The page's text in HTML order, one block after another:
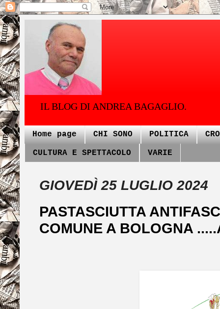
IL BLOG DI ANDREA BAGAGLIO.
Home page CHI SONO POLITICA
CULTURA E SPETTACOLO VARIE
GIOVEDÌ 25 LUGLIO 2024
PASTASCIUTTA
COMUNE A BOLOGNA